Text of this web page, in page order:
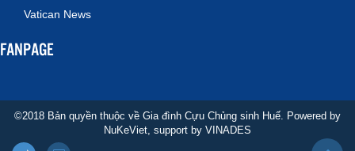
Vatican News
FANPAGE
©2018 Bản quyền thuộc về Gia đình Cựu Chủng sinh Huế. Powered by
NuKeViet , support by VINADES